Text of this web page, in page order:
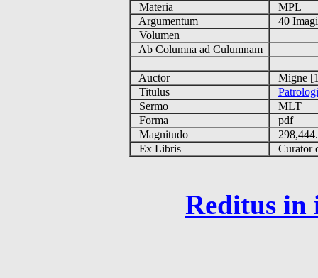
Materia
MPL
Argumentum
40
Volumen
Ab Columna ad Culumnam
Auctor
Migne
Titulus
Sermo
MLT
Forma
pdf
Magnitudo
Ex Libris
Curator
Reditus in